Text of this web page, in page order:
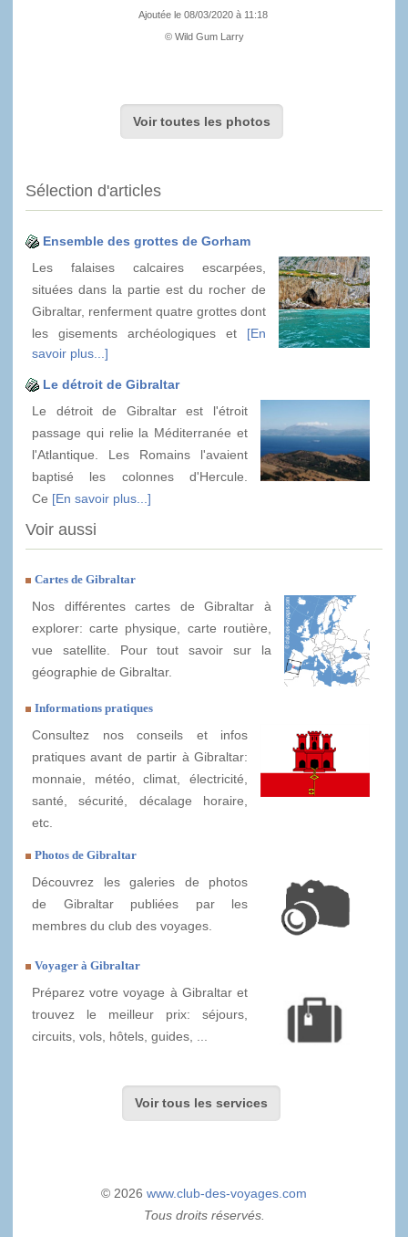
Ajoutée le 08/03/2020 à 11:18
© Wild Gum Larry
Voir toutes les photos
Sélection d'articles
Ensemble des grottes de Gorham
Les falaises calcaires escarpées,
situées dans la partie est du rocher de
Gibraltar, renferment quatre grottes dont
les gisements archéologiques et [En
savoir plus...]
Le détroit de Gibraltar
Le détroit de Gibraltar est l'étroit
passage qui relie la Méditerranée et
l'Atlantique. Les Romains l'avaient
baptisé les colonnes d'Hercule.
Ce [En savoir plus...]
Voir aussi
Cartes de Gibraltar
Nos différentes cartes de Gibraltar à
explorer: carte physique, carte routière,
vue satellite. Pour tout savoir sur la
géographie de Gibraltar.
Informations pratiques
Consultez nos conseils et infos
pratiques avant de partir à Gibraltar:
monnaie, météo, climat, électricité,
santé, sécurité, décalage horaire,
etc.
Photos de Gibraltar
Découvrez les galeries de photos
de Gibraltar publiées par les
membres du club des voyages.
Voyager à Gibraltar
Préparez votre voyage à Gibraltar et
trouvez le meilleur prix: séjours,
circuits, vols, hôtels, guides, ...
Voir tous les services
© 2026 www.club-des-voyages.com
Tous droits réservés.